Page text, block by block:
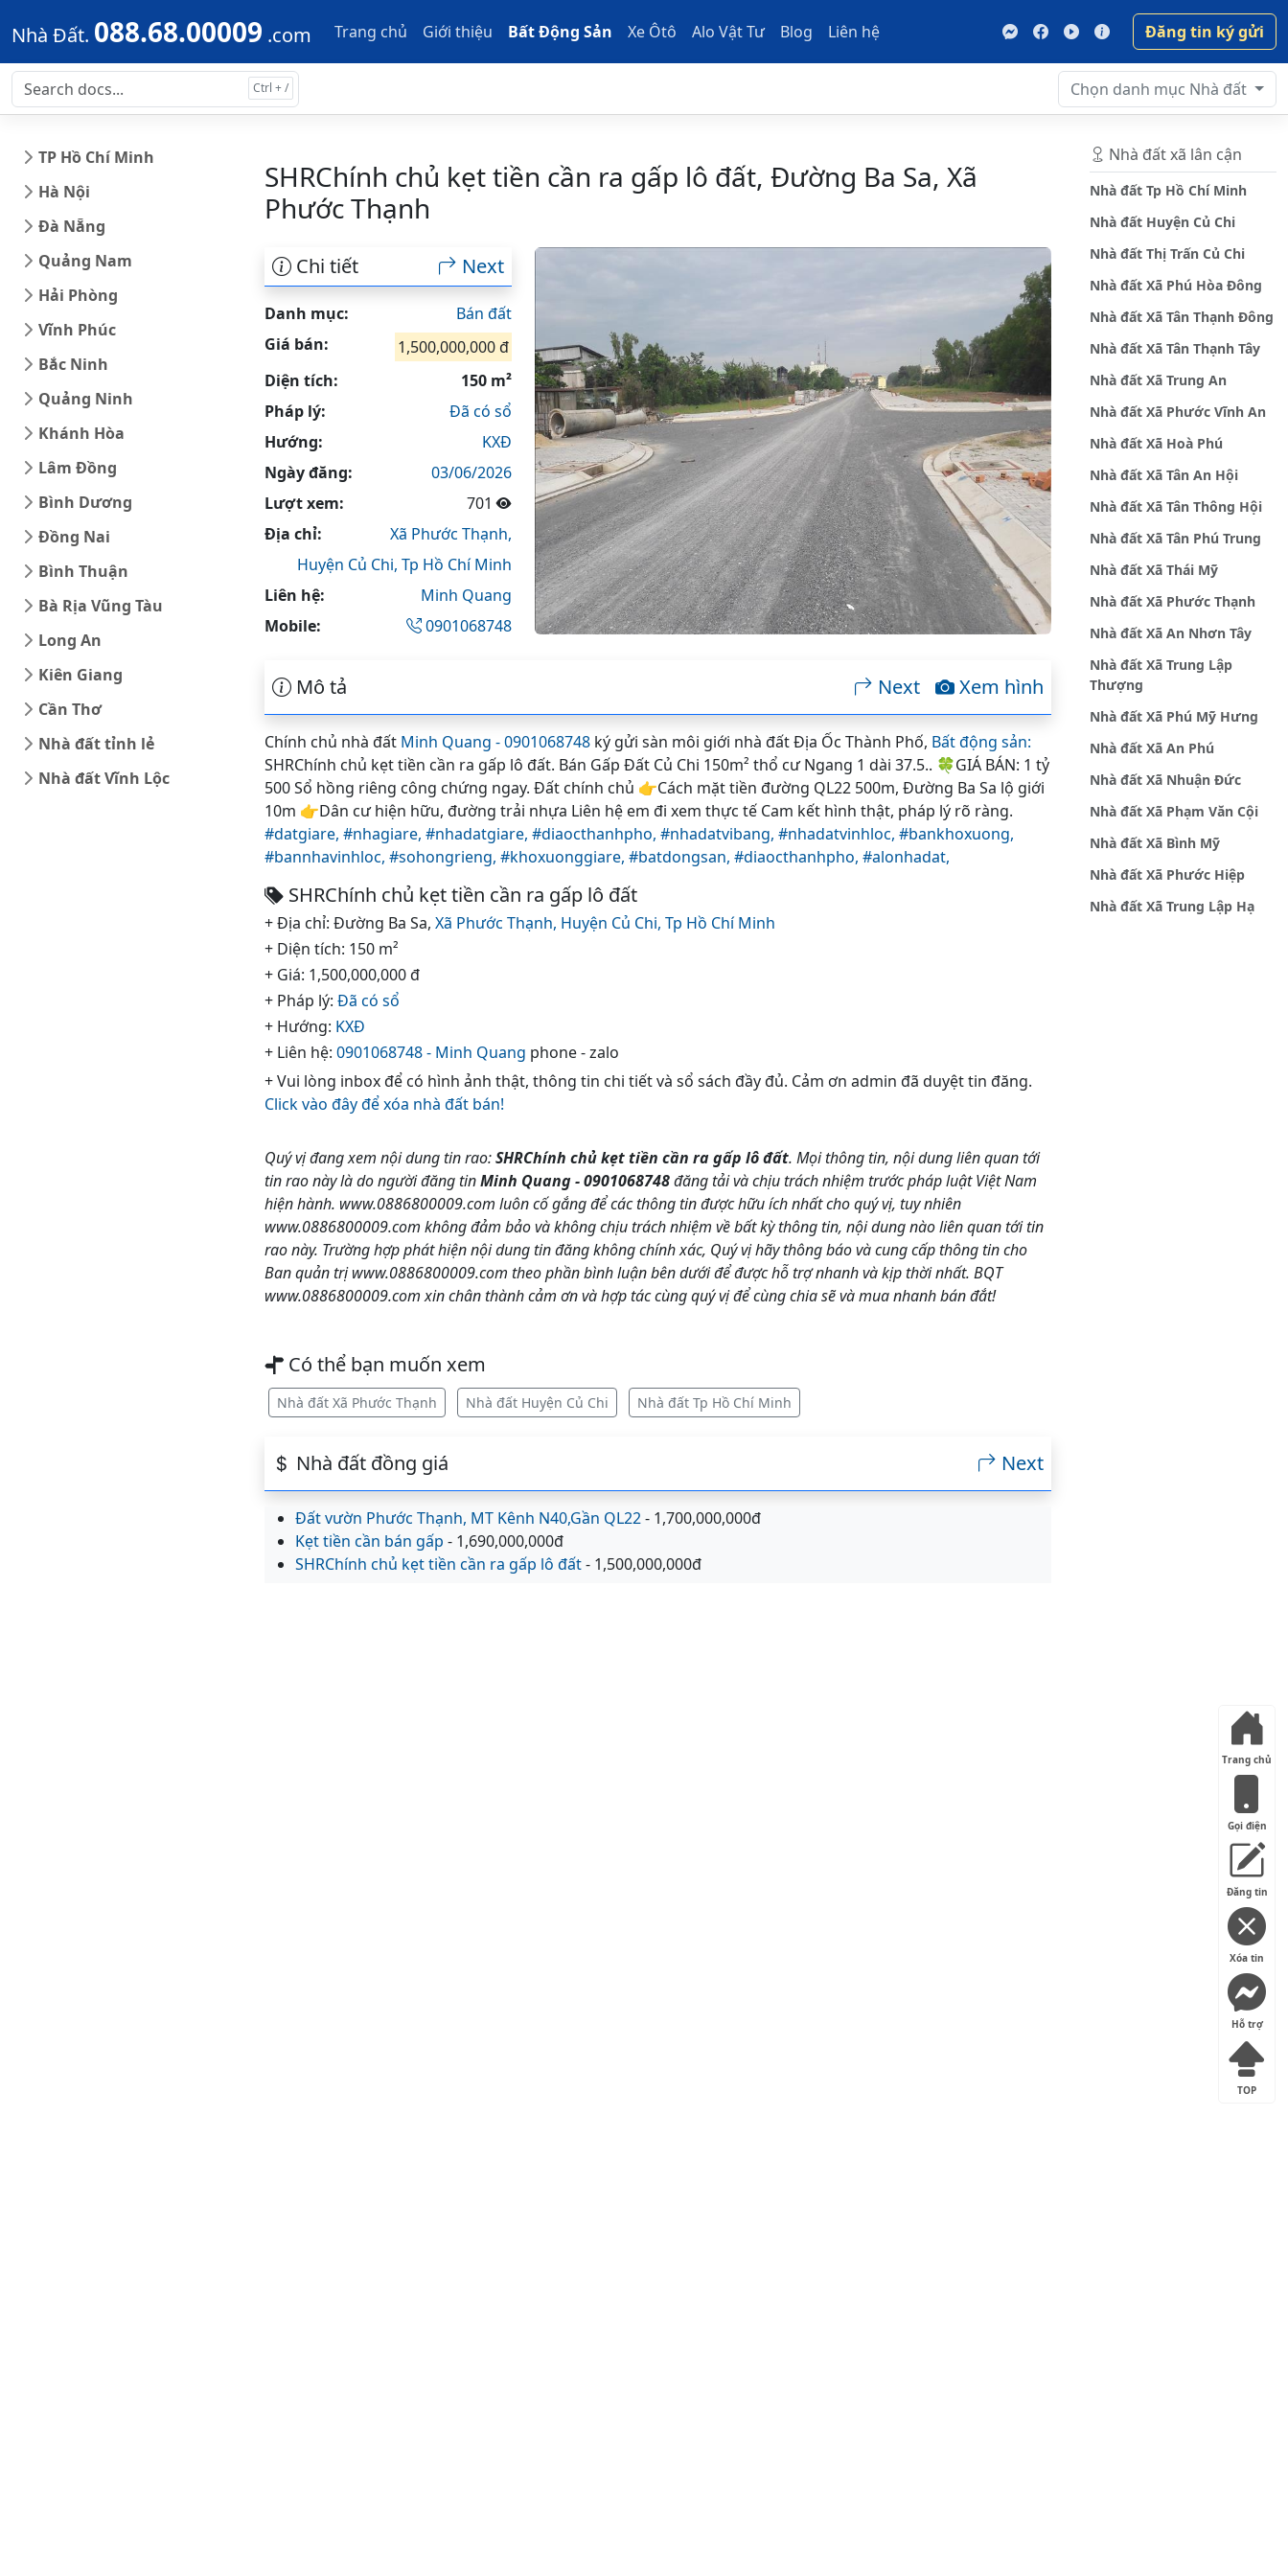
Skip to main content Skip to docs navigation
Nhà Đất. 088.68.00009 .com Trang chủ Giới thiệu Bất Động Sản Xe Ôtô Alo Vật Tư Blog Liên hệ Đăng tin ký gửi
Chọn danh mục Nhà đất
TP Hồ Chí Minh
Hà Nội
Đà Nẵng
Quảng Nam
Hải Phòng
Vĩnh Phúc
Bắc Ninh
Quảng Ninh
Khánh Hòa
Lâm Đồng
Bình Dương
Đồng Nai
Bình Thuận
Bà Rịa Vũng Tàu
Long An
Kiên Giang
Cần Thơ
Nhà đất tỉnh lẻ
Nhà đất Vĩnh Lộc
SHRChính chủ kẹt tiền cần ra gấp lô đất, Đường Ba Sa, Xã
Phước Thạnh
Chi tiết Next
Danh mục:
Bán đất
Giá bán:
1,500,000,000 đ
Diện tích:
150 m²
Pháp lý:
Đã có sổ
Hướng:
KXĐ
Ngày đăng:
03/06/2026
Lượt xem:
701
Địa chỉ:
Xã Phước Thạnh,
Huyện Củ Chi, Tp Hồ Chí Minh
Liên hệ:
Minh Quang
Mobile:
0901068748
Mô tả Xem hình
Next
Chính chủ nhà đất Minh Quang - 0901068748 ký gửi sàn môi giới nhà đất Địa Ốc Thành Phố, Bất động sản:
SHRChính chủ kẹt tiền cần ra gấp lô đất. Bán Gấp Đất Củ Chi 150m² thổ cư Ngang 1 dài 37.5.. 🍀GIÁ BÁN: 1 tỷ
500 Sổ hồng riêng công chứng ngay. Đất chính chủ 👉Cách mặt tiền đường QL22 500m, Đường Ba Sa lộ giới
10m 👉Dân cư hiện hữu, đường trải nhựa Liên hệ em đi xem thực tế Cam kết hình thật, pháp lý rõ ràng.
#datgiare, #nhagiare, #nhadatgiare, #diaocthanhpho, #nhadatvibang, #nhadatvinhloc, #bankhoxuong,
#bannhavinhloc, #sohongrieng, #khoxuonggiare, #batdongsan, #diaocthanhpho, #alonhadat,
SHRChính chủ kẹt tiền cần ra gấp lô đất
+ Địa chỉ: Đường Ba Sa, Xã Phước Thạnh, Huyện Củ Chi, Tp Hồ Chí Minh
+ Diện tích: 150 m²
+ Giá: 1,500,000,000 đ
+ Pháp lý: Đã có sổ
+ Hướng: KXĐ
+ Liên hệ: 0901068748 - Minh Quang phone - zalo
+ Vui lòng inbox để có hình ảnh thật, thông tin chi tiết và sổ sách đầy đủ. Cảm ơn admin đã duyệt tin đăng.
Click vào đây để xóa nhà đất bán!
Quý vị đang xem nội dung tin rao:SHRChính chủ kẹt tiền cần ra gấp lô đất. Mọi thông tin, nội dung liên quan tới
tin rao này là do người đăng tinMinh Quang - 0901068748đăng tải và chịu trách nhiệm trước pháp luật Việt Nam
hiện hành. www.0886800009.com luôn cố gắng để các thông tin được hữu ích nhất cho quý vị, tuy nhiên
www.0886800009.com không đảm bảo và không chịu trách nhiệm về bất kỳ thông tin, nội dung nào liên quan tới tin
rao này. Trường hợp phát hiện nội dung tin đăng không chính xác, Quý vị hãy thông báo và cung cấp thông tin cho
Ban quản trị www.0886800009.com theo phần bình luận bên dưới để được hỗ trợ nhanh và kịp thời nhất. BQT
www.0886800009.com xin chân thành cảm ơn và hợp tác cùng quý vị để cùng chia sẽ và mua nhanh bán đắt!
Có thể bạn muốn xem
Nhà đất Xã Phước Thạnh Nhà đất Huyện Củ Chi Nhà đất Tp Hồ Chí Minh
Nhà đất đồng giá Next
Đất vườn Phước Thạnh, MT Kênh N40,Gần QL22- 1,700,000,000đ
Kẹt tiền cần bán gấp - 1,690,000,000đ
SHRChính chủ kẹt tiền cần ra gấp lô đất- 1,500,000,000đ
Trang chủ
Gọi điện
Đăng tin
Xóa tin
Hỗ trợ
TOP
Nhà đất xã lân cận
Nhà đất Tp Hồ Chí Minh
Nhà đất Huyện Củ Chi
Nhà đất Thị Trấn Củ Chi
Nhà đất Xã Phú Hòa Đông
Nhà đất Xã Tân Thạnh Đông
Nhà đất Xã Tân Thạnh Tây
Nhà đất Xã Trung An
Nhà đất Xã Phước Vĩnh An
Nhà đất Xã Hoà Phú
Nhà đất Xã Tân An Hội
Nhà đất Xã Tân Thông Hội
Nhà đất Xã Tân Phú Trung
Nhà đất Xã Thái Mỹ
Nhà đất Xã Phước Thạnh
Nhà đất Xã An Nhơn Tây
Nhà đất Xã Trung Lập
Thượng
Nhà đất Xã Phú Mỹ Hưng
Nhà đất Xã An Phú
Nhà đất Xã Nhuận Đức
Nhà đất Xã Phạm Văn Cội
Nhà đất Xã Bình Mỹ
Nhà đất Xã Phước Hiệp
Nhà đất Xã Trung Lập Hạ